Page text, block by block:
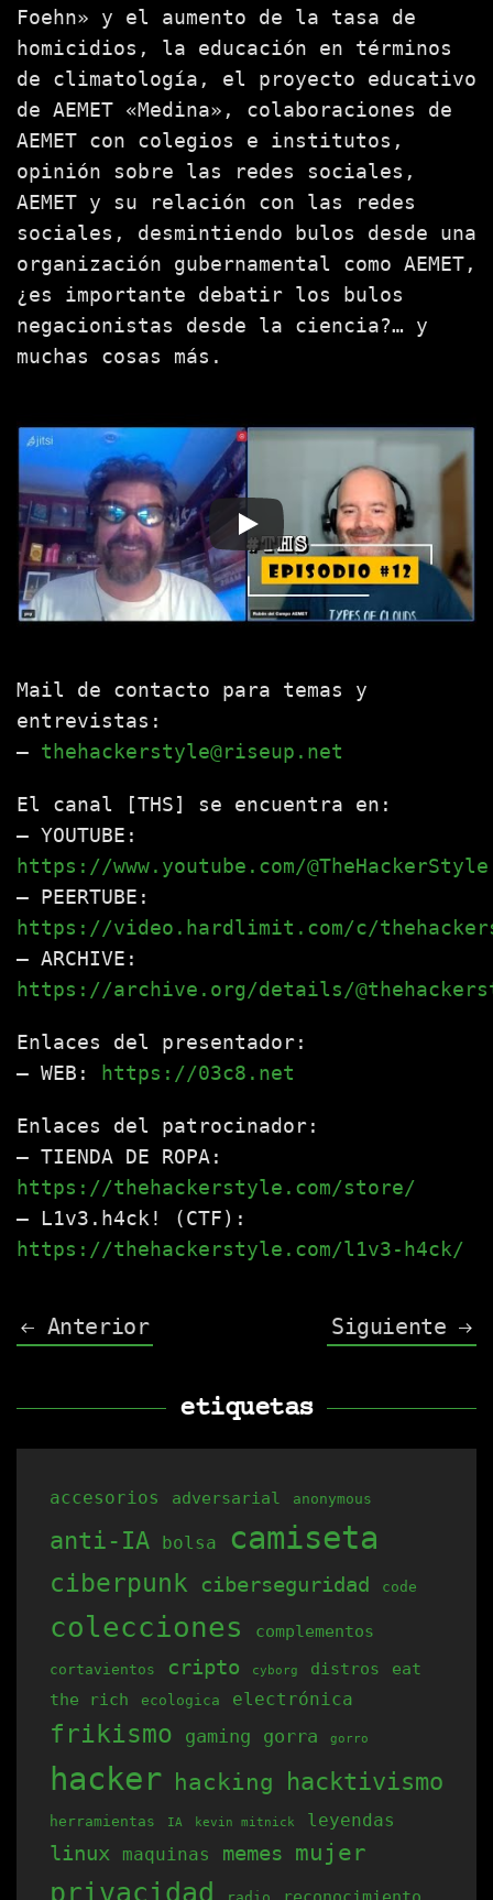
Foehn» y el aumento de la tasa de
homicidios, la educación en términos
de climatología, el proyecto educativo
de AEMET «Medina», colaboraciones de
AEMET con colegios e institutos,
opinión sobre las redes sociales,
AEMET y su relación con las redes
sociales, desmintiendo bulos desde una
organización gubernamental como AEMET,
¿es importante debatir los bulos
negacionistas desde la ciencia?… y
muchas cosas más.
Mail de contacto para temas y
entrevistas:
– thehackerstyle@riseup.net
El canal [THS] se encuentra en:
– YOUTUBE:
https://www.youtube.com/@TheHackerStyle
– PEERTUBE:
https://video.hardlimit.com/c/
– ARCHIVE:
https://archive.org/details/
Enlaces del presentador:
– WEB:
https://03c8.net
Enlaces del patrocinador:
– TIENDA DE ROPA:
https://thehackerstyle.com/store/
– L1v3.h4ck! (CTF):
https://thehackerstyle.com/l1v3-h4ck/
Anterior Siguiente
etiquetas
accesorios adversarial anonymous
anti-IA bolsa camiseta
ciberpunk ciberseguridad code
colecciones complementos
cortavientos cripto cyborg distros
eat
the rich
ecologica electrónica
frikismo gaming gorra gorro
hacker hacking hacktivismo
herramientas IA kevin mitnick leyendas
linux maquinas memes mujer
privacidad reconocimiento